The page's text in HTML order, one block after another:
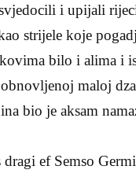
i upijali
strijele koje
bilo i alima i
maloj
bio je aksam
dragi ef Semso